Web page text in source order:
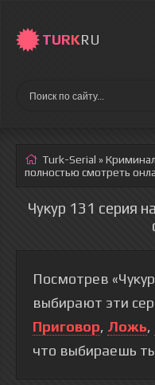
TURKRU
Turk-Serial »Криминал
полностью смотреть
Чукур 131 серия
Посмотрев
выбирают эти
Приговор, Ложь,
что выбираешь